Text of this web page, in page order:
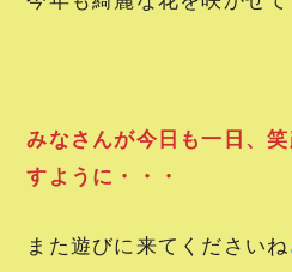
みなさんが今日も一日、
すように・・・
また遊びに来てくださいね